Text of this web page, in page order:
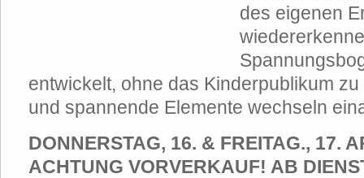
des eigenen
entwickelt, ohne das Kinderpublikum
und spannende Elemente wechseln
DONNERSTAG, 16. & FREITAG., 17.
ACHTUNG VORVERKAUF! AB